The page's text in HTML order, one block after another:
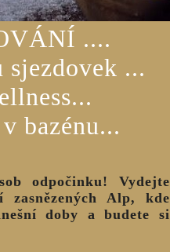
....
...
bazénu...
odpočinku! Vydejte
zasnězených Alp, kde
doby a budete si